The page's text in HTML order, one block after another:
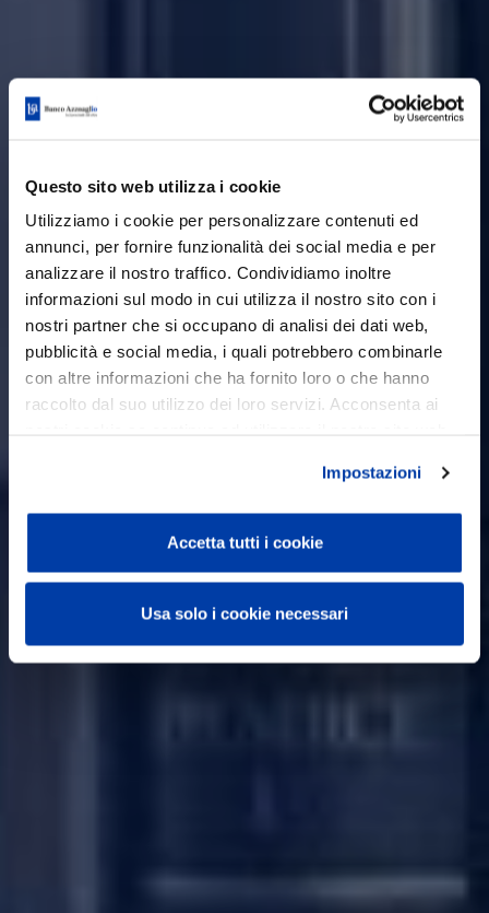
Questo sito web utilizza i cookie
Utilizziamo i cookie per personalizzare contenuti ed
annunci, per fornire funzionalità dei social media e per
analizzare il nostro traffico. Condividiamo inoltre
informazioni sul modo in cui utilizza il nostro sito con i
nostri partner che si occupano di analisi dei dati web,
pubblicità e social media, i quali potrebbero combinarle
con altre informazioni che ha fornito loro o che hanno
raccolto dal suo utilizzo dei loro servizi. Acconsenta ai
Impostazioni
Accetta tutti i cookie
Usa solo i cookie necessari
Paolo Carbone nuovo direttore
generale del Banco Azzoaglio
L'ASSEMBLEA DEI SOCI DEL BANCO
AZZOAGLIO, AD INIZIO MAGGIO, HA
NOMINATO PAOLO CARBONE NUOVO